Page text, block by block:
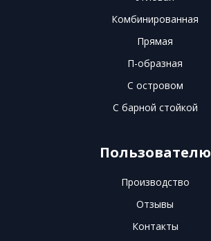
Комбинированная
Прямая
П-образная
С островом
С барной стойкой
Пользователю
Производство
Отзывы
Контакты